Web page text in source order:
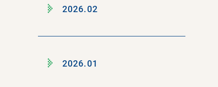
2026.02
2026.01